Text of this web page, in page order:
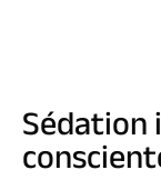
Sédation